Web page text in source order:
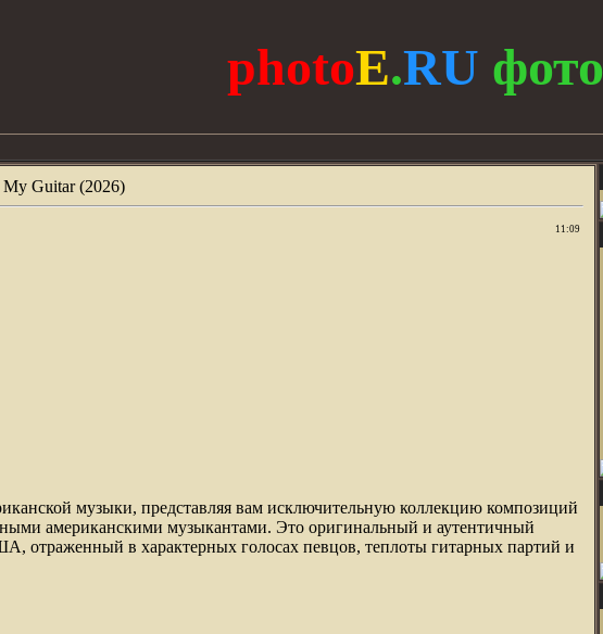
photoE.RU фото
My Guitar (2026)
11:09
музыки, представляя вам исключительную коллекцию композиций
американскими музыкантами. Это оригинальный и аутентичный
отраженный в характерных голосах певцов, теплоты гитарных партий и